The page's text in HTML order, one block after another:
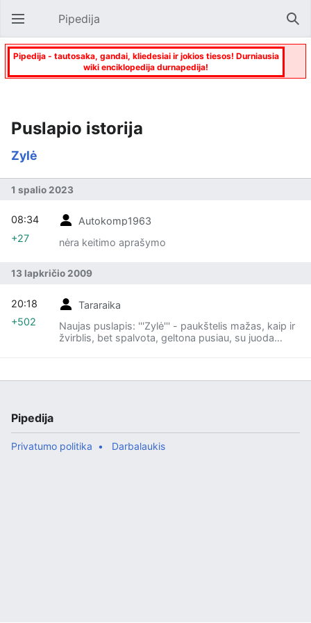
Atverti pagrindinį meniu Pipedija
Pipedija - tautosaka, gandai, kliedesiai ir jokios tiesos! Durniausia
wiki enciklopedija durnapedija!
Puslapio istorija
Zylė
1 spalio 2023
Autokomp1963
nėra keitimo aprašymo
08:34
+27
13 lapkričio 2009
Tararaika
Naujas puslapis: '''Zylė''' - paukštelis mažas, kaip ir
žvirblis, bet spalvota, geltona pusiau, su juoda
20:18
+502
Pipedija
Privatumo politika Darbalaukis